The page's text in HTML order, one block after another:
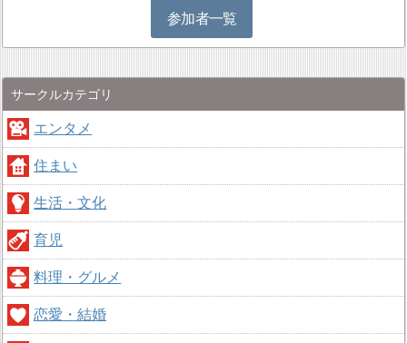
参加者一覧
サークルカテゴリ
エンタメ
住まい
生活・文化
育児
料理・グルメ
恋愛・結婚